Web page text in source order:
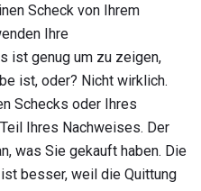
Scheck von Ihrem
Ihre
ist genug um zu zeigen,
ist, oder? Nicht wirklich.
Schecks oder Ihres
Ihres Nachweises. Der
was Sie gekauft haben. Die
besser, weil die Quittung